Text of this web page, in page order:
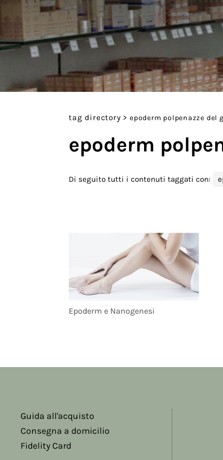
tag directory > epoderm polpenazze del
epoderm
Di seguito tutti i contenuti taggati con:
Epoderm e Nanogenesi
Guida all'acquisto
Consegna a domicilio
Fidelity Card